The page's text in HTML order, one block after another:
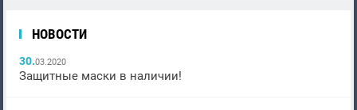
НОВОСТИ
30.03.2020
Защитные маски в наличии!